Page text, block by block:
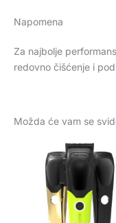
Napomena
Za najbolje
redovno čišćenje i
Možda će vam se